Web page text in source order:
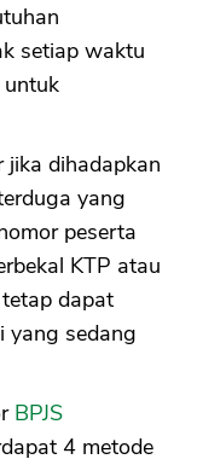
setiap waktu
dihadapkan
yang
peserta
KTP atau
dapat
yang sedang
BPJS
4 metode